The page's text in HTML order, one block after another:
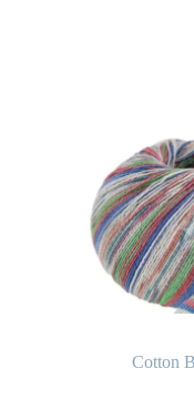
Cotton